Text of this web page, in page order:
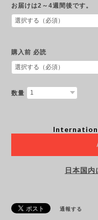
お届けは2～4週間後です。
購入前 必読
数量
日本国内
通報する